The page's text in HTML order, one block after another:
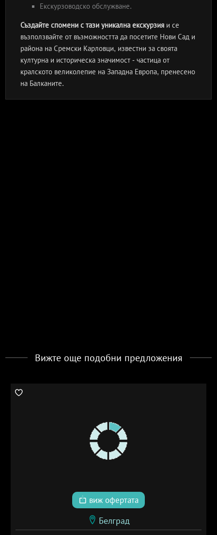
Екскурзоводско обслужване.
Създайте спомени с тази уникална екскурзия и се
възползвайте от възможността да посетите Нови Сад и
района на Сремски Карловци, известни за своята
културна и историческа значимост - частица от
кралското великолепие на Западна Европа, пренесено
на Балканите.
Вижте още подобни предложения
виж офертата
Белград